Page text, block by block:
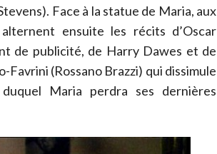
Face à la statue de Maria, aux
ensuite les récits d’Oscar
de publicité, de Harry Dawes et de
Favrini (Rossano Brazzi) qui dissimule
Maria perdra ses dernières